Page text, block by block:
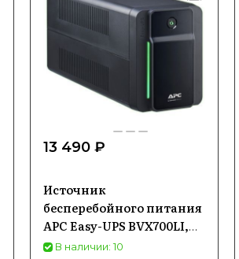
13 490 ₽
Источник
бесперебойного питания
APC Easy-UPS BVX700LI,
700ВA (BVX700LI)
В наличии: 10